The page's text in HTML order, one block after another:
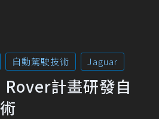
自動駕駛技術 Jaguar
計畫研發自